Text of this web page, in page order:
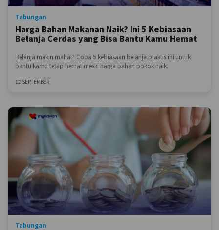
Tabungan
Harga Bahan Makanan Naik? Ini 5 Kebiasaan
Belanja Cerdas yang Bisa Bantu Kamu Hemat
Belanja makin mahal? Coba 5 kebiasaan belanja praktis ini untuk
bantu kamu tetap hemat meski harga bahan pokok naik.
12 SEPTEMBER
Tabungan